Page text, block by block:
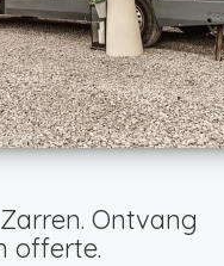
Ontvang
offerte.